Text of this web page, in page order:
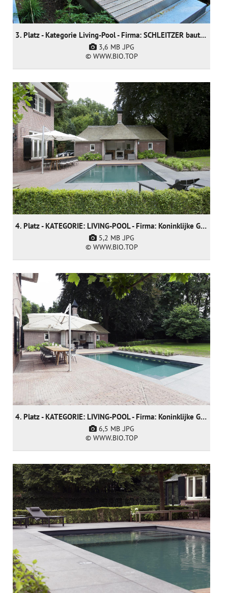
3. Platz - Kategorie Living-Pool - Firma: SCHLEITZER baut Gärten creativ & innovativ GmbH
3,6 MB .JPG
© WWW.BIO.TOP
4. Platz - KATEGORIE: LIVING-POOL - Firma: Koninklijke Ginkel Group (nur nominiert)
5,2 MB .JPG
© WWW.BIO.TOP
4. Platz - KATEGORIE: LIVING-POOL - Firma: Koninklijke Ginkel Group (nur nominiert)
6,5 MB .JPG
© WWW.BIO.TOP